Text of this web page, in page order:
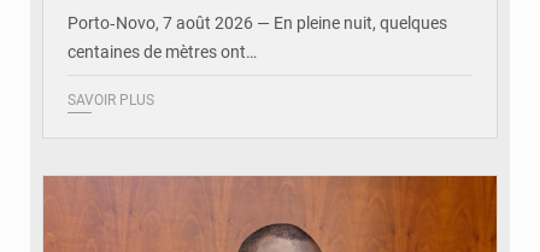
Porto‑Novo, 7 août 2026 — En pleine nuit, quelques
centaines de mètres ont…
SAVOIR PLUS